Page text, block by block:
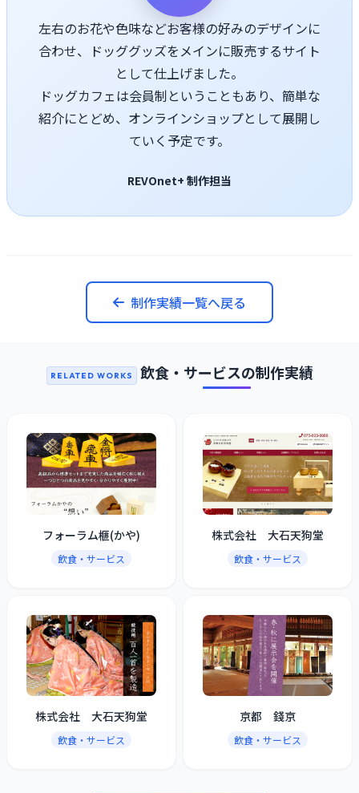
左右のお花や色味などお客様の好みのデザインに
合わせ、ドッググッズをメインに販売するサイト
として仕上げました。
ドッグカフェは会員制ということもあり、簡単な
紹介にとどめ、オンラインショップとして展開し
ていく予定です。
REVOnet+ 制作担当
制作実績一覧へ戻る
RELATED WORKS 飲食・サービスの制作実績
フォーラム榧(かや)
飲食・サービス
株式会社 大石天狗堂
飲食・サービス
株式会社 大石天狗堂
飲食・サービス
京都 錢京
飲食・サービス